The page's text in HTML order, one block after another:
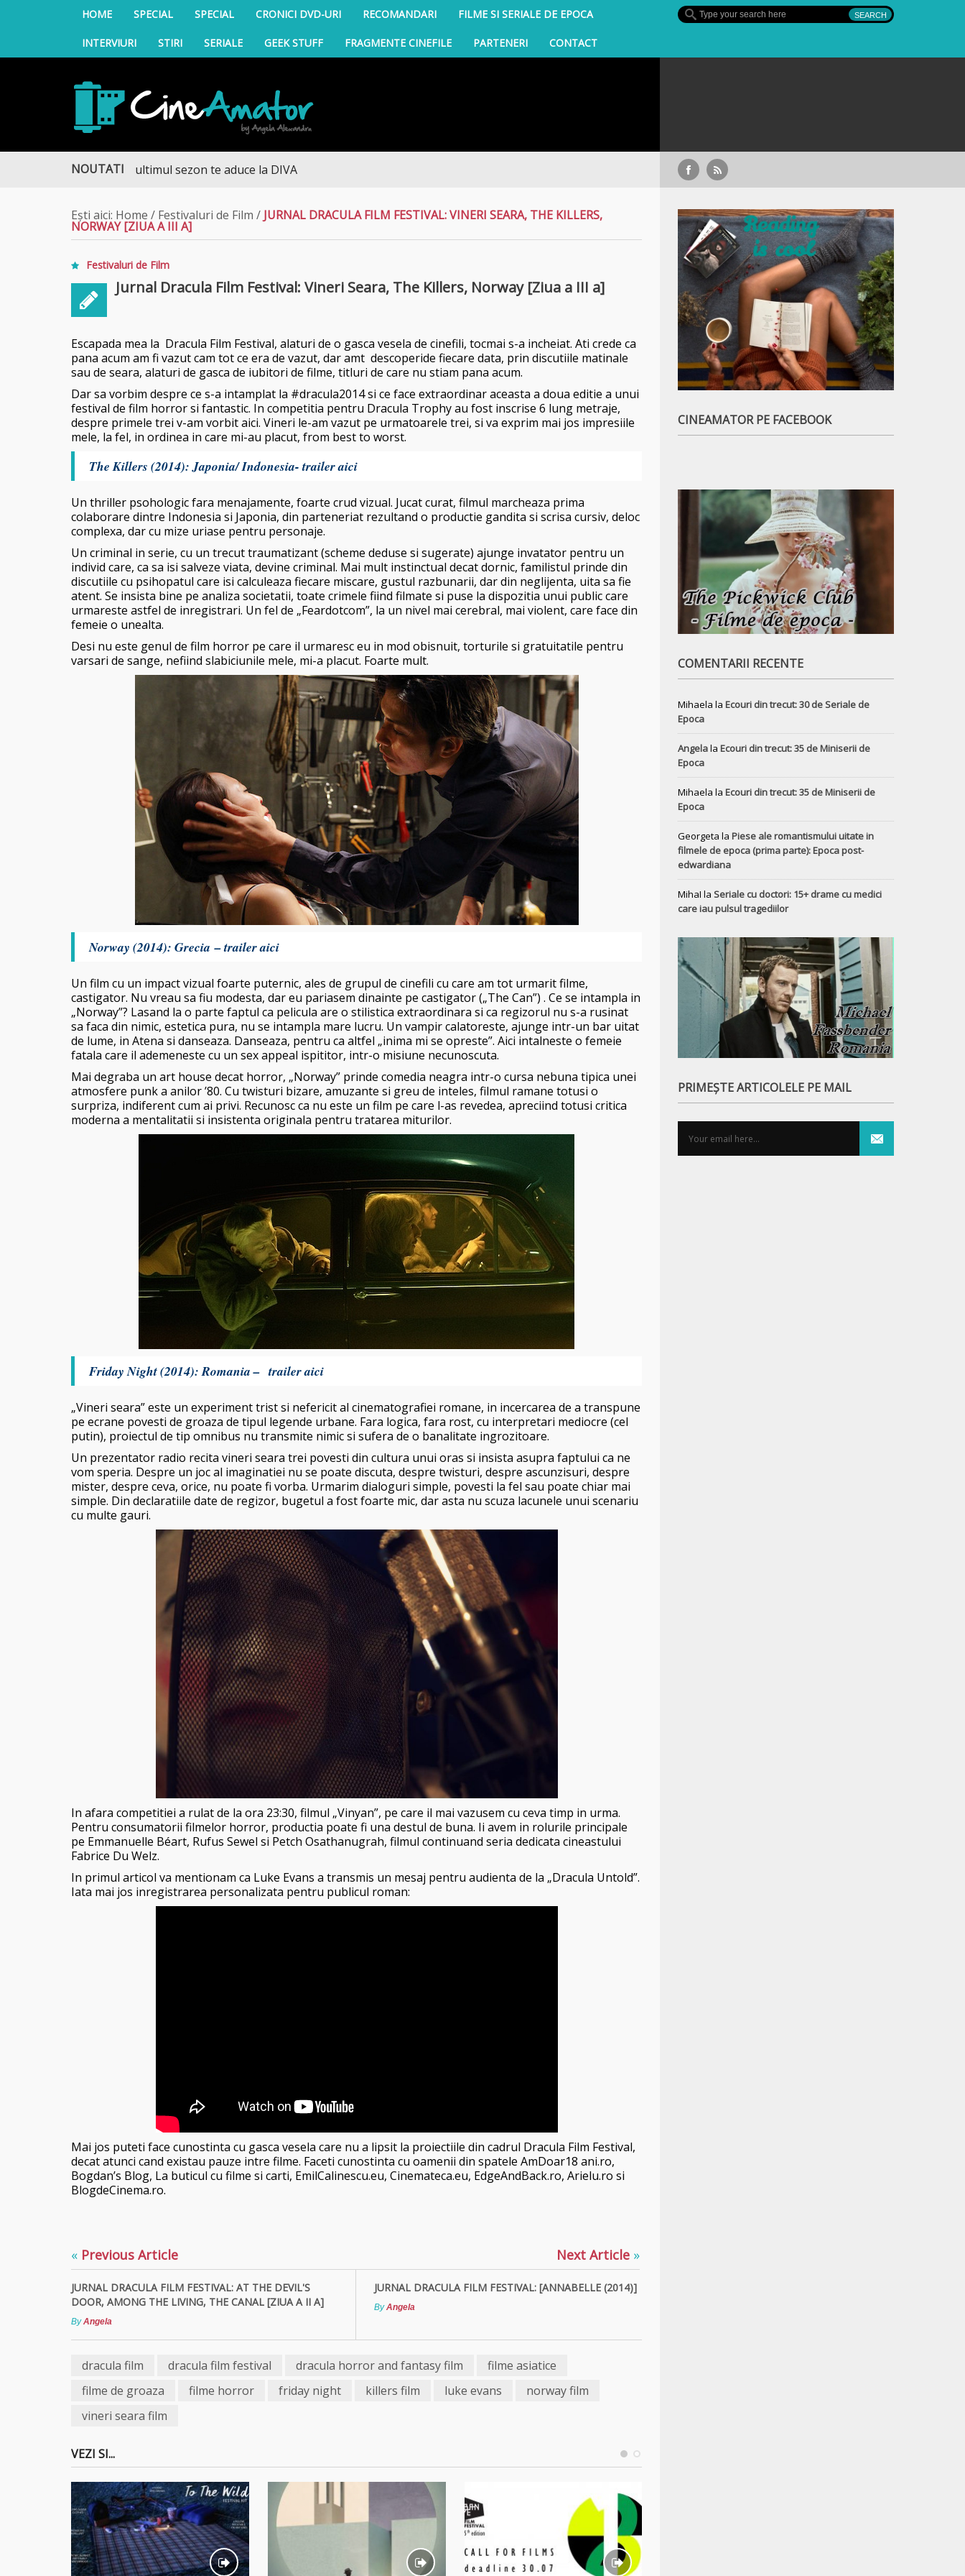
HOME SPECIAL SPECIAL CRONICI DVD-URI RECOMANDARI FILME SI SERIALE DE EPOCA
INTERVIURI STIRI SERIALE GEEK STUFF FRAGMENTE CINEFILE PARTENERI CONTACT
CineAmator
NOUTATI
CASĂ – ultimul sezon te aduce la DIVA Sullivan’s Crossing – finalul sezonului 4, pe Diva
Ești aici: Home / Festivaluri de Film / JURNAL DRACULA FILM FESTIVAL: VINERI SEARA, THE KILLERS,
NORWAY [ZIUA A III A]
Festivaluri de Film
Jurnal Dracula Film Festival: Vineri Seara, The Killers, Norway [Ziua a III a]
Escapada mea la Dracula Film Festival, alaturi de o gasca vesela de cinefili, tocmai s-a incheiat. Ati crede ca
pana acum am fi vazut cam tot ce era de vazut, dar amt descoperide fiecare data, prin discutiile matinale
sau de seara, alaturi de gasca de iubitori de filme, titluri de care nu stiam pana acum.
Dar sa vorbim despre ce s-a intamplat la #dracula2014 si ce face extraordinar aceasta a doua editie a unui
festival de film horror si fantastic. In competitia pentru Dracula Trophy au fost inscrise 6 lung metraje,
despre primele trei v-am vorbit aici. Vineri le-am vazut pe urmatoarele trei, si va exprim mai jos impresiile
mele, la fel, in ordinea in care mi-au placut, from best to worst.
The Killers (2014): Japonia/ Indonesia- trailer aici
Un thriller psohologic fara menajamente, foarte crud vizual. Jucat curat, filmul marcheaza prima
colaborare dintre Indonesia si Japonia, din parteneriat rezultand o productie gandita si scrisa cursiv, deloc
complexa, dar cu mize uriase pentru personaje.
Un criminal in serie, cu un trecut traumatizant (scheme deduse si sugerate) ajunge invatator pentru un
individ care, ca sa isi salveze viata, devine criminal. Mai mult instinctual decat dornic, familistul prinde din
discutiile cu psihopatul care isi calculeaza fiecare miscare, gustul razbunarii, dar din neglijenta, uita sa fie
atent. Se insista bine pe analiza societatii, toate crimele fiind filmate si puse la dispozitia unui public care
urmareste astfel de inregistrari. Un fel de „Feardotcom”, la un nivel mai cerebral, mai violent, care face din
femeie o unealta.
Desi nu este genul de film horror pe care il urmaresc eu in mod obisnuit, torturile si gratuitatile pentru
varsari de sange, nefiind slabiciunile mele, mi-a placut. Foarte mult.
Norway (2014): Grecia – trailer aici
Un film cu un impact vizual foarte puternic, ales de grupul de cinefili cu care am tot urmarit filme,
castigator. Nu vreau sa fiu modesta, dar eu pariasem dinainte pe castigator („The Can”) . Ce se intampla in
„Norway”? Lasand la o parte faptul ca pelicula are o stilistica extraordinara si ca regizorul nu s-a rusinat
sa faca din nimic, estetica pura, nu se intampla mare lucru. Un vampir calatoreste, ajunge intr-un bar uitat
de lume, in Atena si danseaza. Danseaza, pentru ca altfel „inima mi se opreste”. Aici intalneste o femeie
fatala care il ademeneste cu un sex appeal ispititor, intr-o misiune necunoscuta.
Mai degraba un art house decat horror, „Norway” prinde comedia neagra intr-o cursa nebuna tipica unei
atmosfere punk a anilor ’80. Cu twisturi bizare, amuzante si greu de inteles, filmul ramane totusi o
surpriza, indiferent cum ai privi. Recunosc ca nu este un film pe care l-as revedea, apreciind totusi critica
moderna a mentalitatii si insistenta originala pentru tratarea miturilor.
Friday Night (2014): Romania – trailer aici
„Vineri seara” este un experiment trist si nefericit al cinematografiei romane, in incercarea de a transpune
pe ecrane povesti de groaza de tipul legende urbane. Fara logica, fara rost, cu interpretari mediocre (cel
putin), proiectul de tip omnibus nu transmite nimic si sufera de o banalitate ingrozitoare.
Un prezentator radio recita vineri seara trei povesti din cultura unui oras si insista asupra faptului ca ne
vom speria. Despre un joc al imaginatiei nu se poate discuta, despre twisturi, despre ascunzisuri, despre
mister, despre ceva, orice, nu poate fi vorba. Urmarim dialoguri simple, povesti la fel sau poate chiar mai
simple. Din declaratiile date de regizor, bugetul a fost foarte mic, dar asta nu scuza lacunele unui scenariu
cu multe gauri.
In afara competitiei a rulat de la ora 23:30, filmul „Vinyan”, pe care il mai vazusem cu ceva timp in urma.
Pentru consumatorii filmelor horror, productia poate fi una destul de buna. Ii avem in rolurile principale
pe Emmanuelle Béart, Rufus Sewel si Petch Osathanugrah, filmul continuand seria dedicata cineastului
Fabrice Du Welz.
In primul articol va mentionam ca Luke Evans a transmis un mesaj pentru audienta de la „Dracula Untold”.
Iata mai jos inregistrarea personalizata pentru publicul roman:
Mai jos puteti face cunostinta cu gasca vesela care nu a lipsit la proiectiile din cadrul Dracula Film Festival,
decat atunci cand existau pauze intre filme. Faceti cunostinta cu oamenii din spatele AmDoar18 ani.ro,
Bogdan’s Blog, La buticul cu filme si carti, EmilCalinescu.eu, Cinemateca.eu, EdgeAndBack.ro, Arielu.ro si
BlogdeCinema.ro.
« Previous Article
JURNAL DRACULA FILM FESTIVAL: AT THE DEVIL'S
DOOR, AMONG THE LIVING, THE CANAL [ZIUA A II A]
ByAngela
Next Article »
JURNAL DRACULA FILM FESTIVAL: [ANNABELLE (2014)]
ByAngela
dracula film dracula film festival dracula horror and fantasy film
filme asiatice
filme de groaza
filme horror friday night killers film luke evans
norway film
vineri seara film
VEZI SI...
CINEAMATOR PE FACEBOOK
COMENTARII RECENTE
Mihaela la Ecouri din trecut: 30 de Seriale de
Epoca
Angelala Ecouri din trecut: 35 de Miniserii de
Epoca
Mihaela la Ecouri din trecut: 35 de Miniserii de
Epoca
Georgeta la Piese ale romantismului uitate in
filmele de epoca (prima parte): Epoca post-
edwardiana
MihaI la Seriale cu doctori: 15+ drame cu medici
care iau pulsul tragediilor
PRIMEȘTE ARTICOLELE PE MAIL